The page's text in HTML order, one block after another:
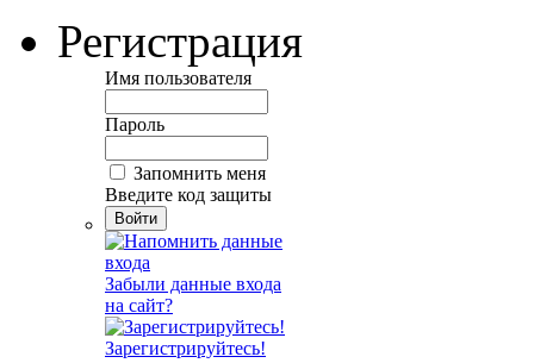
Регистрация
Имя пользователя
Пароль
Запомнить меня
Введите код защиты
Забыли данные входа
на сайт?
Зарегистрируйтесь!